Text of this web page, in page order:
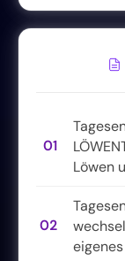
01
Löwen
02